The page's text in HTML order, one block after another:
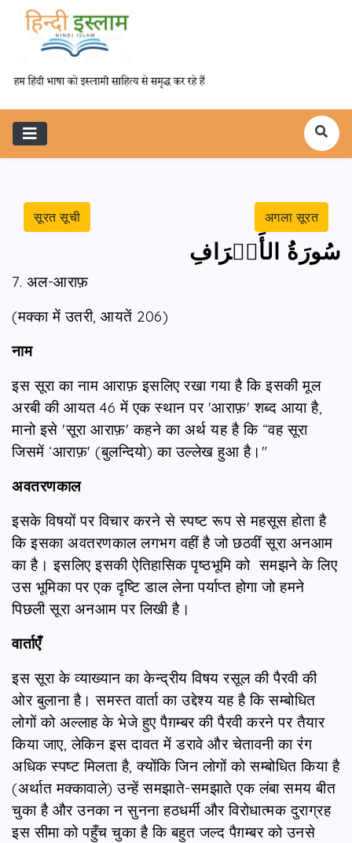
सूरत सूची अगला सूरत
سُورَةُ الأَعۡرَافِ
7. अल-आराफ़
(मक्का में उतरी, आयतें 206)
नाम
इस सूरा का नाम आराफ़ इसलिए रखा गया है कि इसकी मूल
अरबी की आयत 46 में एक स्थान पर 'आराफ़' शब्द आया है,
मानो इसे 'सूरा आराफ़' कहने का अर्थ यह है कि “वह सूरा
जिसमें ‘आराफ़' (बुलन्दियो) का उल्लेख हुआ है।"
अवतरणकाल
इसके विषयों पर विचार करने से स्पष्ट रूप से महसूस होता है
कि इसका अवतरणकाल लगभग वहीं है जो छठवीं सूरा अनआम
का है। इसलिए इसकी ऐतिहासिक पृष्ठभूमि को समझने के लिए
उस भूमिका पर एक दृष्टि डाल लेना पर्याप्त होगा जो हमने
पिछली सूरा अनआम पर लिखी है।
वार्ताएँ
इस सूरा के व्याख्यान का केन्द्रीय विषय रसूल की पैरवी की
ओर बुलाना है। समस्त वार्ता का उद्देश्य यह है कि सम्बोधित
लोगों को अल्लाह के भेजे हुए पैग़म्बर की पैरवी करने पर तैयार
किया जाए, लेकिन इस दावत में डरावे और चेतावनी का रंग
अधिक स्पष्ट मिलता है, क्योंकि जिन लोगों को सम्बोधित किया है
(अर्थात मक्कावाले) उन्हें समझाते-समझाते एक लंबा समय बीत
चुका है और उनका न सुनना हठधर्मी और विरोधात्मक दुराग्रह
इस सीमा को पहुँच चुका है कि बहुत जल्द पैग़म्बर को उनसे